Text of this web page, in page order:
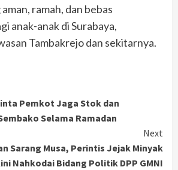
ramah, dan bebas
anak-anak di Surabaya,
Tambakrejo dan sekitarnya.
Pemkot Jaga Stok dan
Selama Ramadan
Next
Sarang Musa, Perintis Jejak Minyak
Nahkodai Bidang Politik DPP GMNI